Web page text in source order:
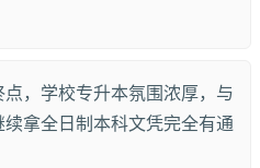
，学校专升本氛围浓厚，与
拿全日制本科文凭完全有通